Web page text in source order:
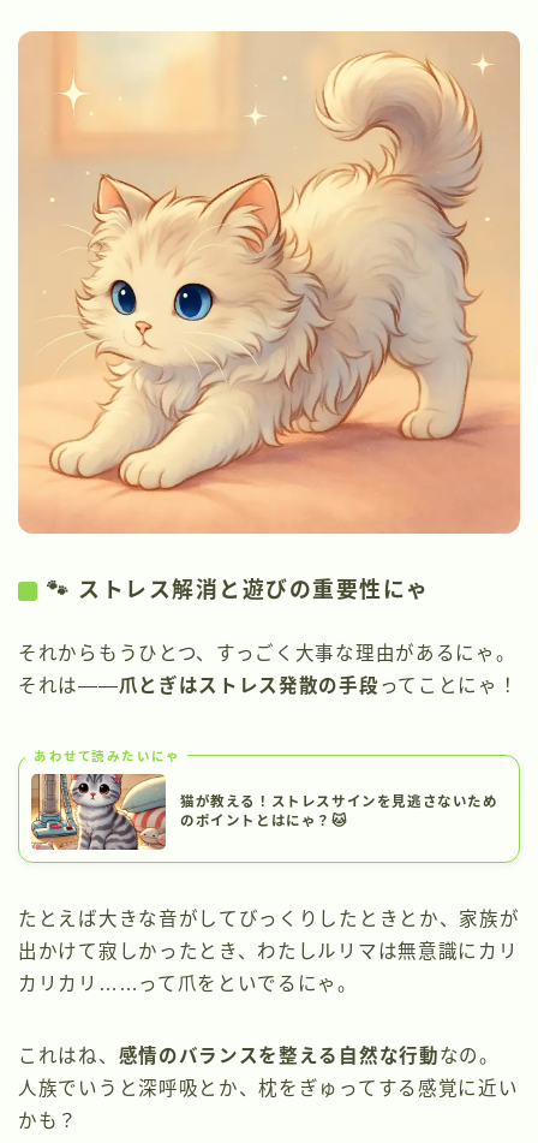
🐾 ストレス解消と遊びの重要性にゃ
それからもうひとつ、すっごく大事な理由があるにゃ。
それは――爪とぎはストレス発散の手段ってことにゃ！
あわせて読みたいにゃ
猫が教える！ストレスサインを見逃さないため
のポイントとはにゃ？🐱
たとえば大きな音がしてびっくりしたときとか、家族が
出かけて寂しかったとき、わたしルリマは無意識にカリ
カリカリ……って爪をといでるにゃ。
これはね、 感情のバランスを整える自然な行動なの。
人族でいうと深呼吸とか、枕をぎゅってする感覚に近い
かも？